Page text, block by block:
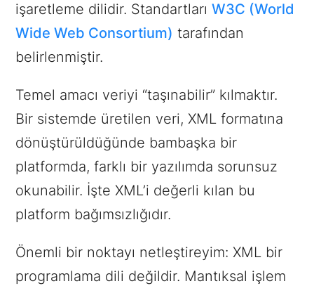
işaretleme dilidir. StandartlarıW3C (World
Wide Web Consortium) tarafından
belirlenmiştir.
Temel amacı veriyi “taşınabilir” kılmaktır.
Bir sistemde üretilen veri, XML formatına
dönüştürüldüğünde bambaşka bir
platformda, farklı bir yazılımda sorunsuz
okunabilir. İşte XML’i değerli kılan bu
platform bağımsızlığıdır.
Önemli bir noktayı netleştireyim: XML bir
programlama dili değildir. Mantıksal işlem